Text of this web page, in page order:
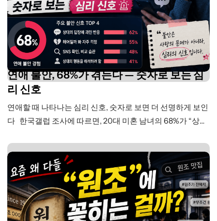
연애 불안, 68%가 겪는다 — 숫자로 보는 심
리 신호
연애할 때 나타나는 심리 신호, 숫자로 보면 더 선명하게 보인
다 한국갤럽 조사에 따르면, 20대 미혼 남녀의 68%가 “상대
다. 셋 중 둘이 넘는다. 연애 중에 이렇게 많은 사람이 흔들린
다는 사실이, 어쩐지 위로가 되기도 하고 씁쓸하기도 하다.
불안이 시작되는 지점 …